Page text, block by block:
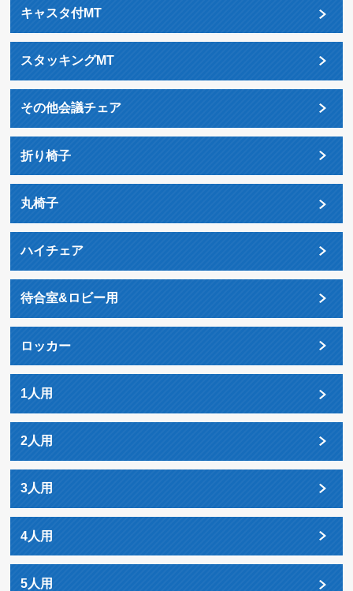
キャスタ付MT
スタッキングMT
その他会議チェア
折り椅子
丸椅子
ハイチェア
待合室&ロビー用
ロッカー
1人用
2人用
3人用
4人用
5人用